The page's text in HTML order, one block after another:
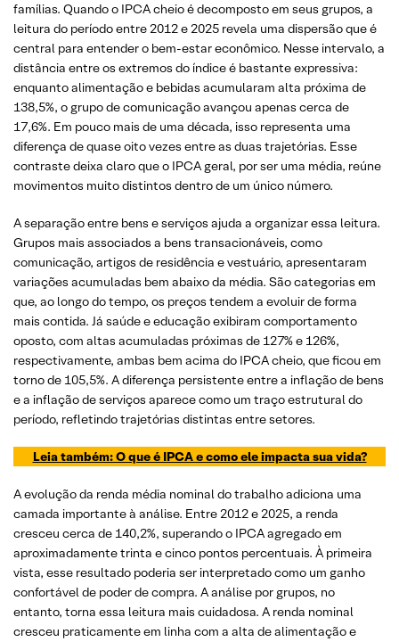
famílias. Quando o IPCA cheio é decomposto em seus grupos, a
leitura do período entre 2012 e 2025 revela uma dispersão que é
central para entender o bem-estar econômico. Nesse intervalo, a
distância entre os extremos do índice é bastante expressiva:
enquanto alimentação e bebidas acumularam alta próxima de
138,5%, o grupo de comunicação avançou apenas cerca de
17,6%. Em pouco mais de uma década, isso representa uma
diferença de quase oito vezes entre as duas trajetórias. Esse
contraste deixa claro que o IPCA geral, por ser uma média, reúne
movimentos muito distintos dentro de um único número.
A separação entre bens e serviços ajuda a organizar essa leitura.
Grupos mais associados a bens transacionáveis, como
comunicação, artigos de residência e vestuário, apresentaram
variações acumuladas bem abaixo da média. São categorias em
que, ao longo do tempo, os preços tendem a evoluir de forma
mais contida. Já saúde e educação exibiram comportamento
oposto, com altas acumuladas próximas de 127% e 126%,
respectivamente, ambas bem acima do IPCA cheio, que ficou em
torno de 105,5%. A diferença persistente entre a inflação de bens
e a inflação de serviços aparece como um traço estrutural do
período, refletindo trajetórias distintas entre setores.
Leia também: O que é IPCA e como ele impacta sua vida?
A evolução da renda média nominal do trabalho adiciona uma
camada importante à análise. Entre 2012 e 2025, a renda
cresceu cerca de 140,2%, superando o IPCA agregado em
aproximadamente trinta e cinco pontos percentuais. À primeira
vista, esse resultado poderia ser interpretado como um ganho
confortável de poder de compra. A análise por grupos, no
entanto, torna essa leitura mais cuidadosa. A renda nominal
cresceu praticamente em linha com a alta de alimentação e